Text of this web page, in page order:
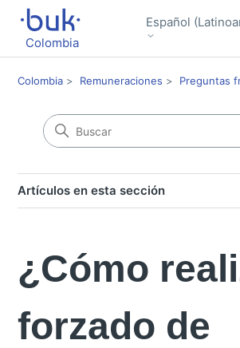
Colombia
Español
Colombia Remuneraciones Preguntas
Artículos en esta sección
¿Cómo
forzado de